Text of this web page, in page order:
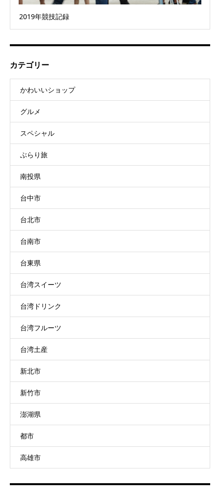
2019年競技記録
カテゴリー
かわいいショップ
グルメ
スペシャル
ぶらり旅
南投県
台中市
台北市
台南市
台東県
台湾スイーツ
台湾ドリンク
台湾フルーツ
台湾土産
新北市
新竹市
澎湖県
都市
高雄市